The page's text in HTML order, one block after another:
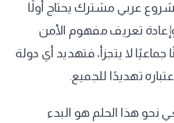
عربي مشترك يحتاج أولًا
وإعادة تعريف مفهوم الأمن
جماعيًا لا يتجزأ، فتهديد أي دولة
تهديدًا للجميع.
نحو هذا الحلم هو البدء